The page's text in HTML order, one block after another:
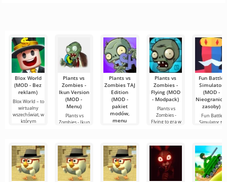
Blox World
(MOD - Bez
reklam)
Blox World – to
wirtualny
wszechświat, w
którym
Plants vs
Zombies -
Ikun Version
(MOD -
Menu)
Plants vs
Zombies - Ikun
Plants vs
Zombies TAJ
Edition
(MOD -
pakiet
modów,
menu
Edition to
zmodernizowana
Plants vs
Zombies -
Flying (MOD
- Modpack)
Plants vs
Zombies -
Flying to gra w
Fun Battle
Simulator
(MOD -
zasoby)
Fun Battle
Simulator to